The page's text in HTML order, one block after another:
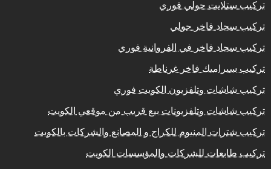
تركيب ستلايت حولي فوري
تركيب سجاد فاخر حولي
تركيب سجاد فاخر في الفروانية فوري
تركيب سيراميك فاخر غرناطة
تركيب شاشات وتلفزيون الكويت فوري
تركيب شاشات وتلفزيونات بيع قريب من موقعي الكويت
تركيب شترات المنيوم للكراج و المصانع والشركات بالكويت
تركيب طابعات للشركات والمؤسسات الكويت